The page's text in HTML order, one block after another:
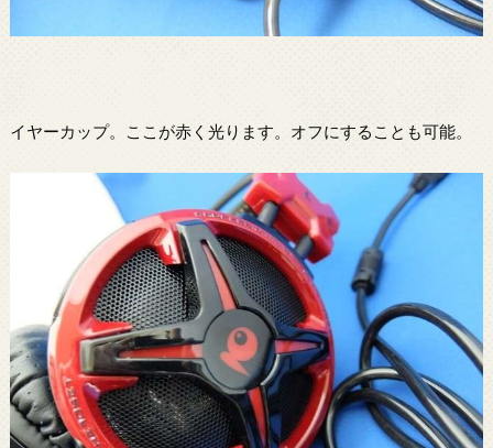
イヤーカップ。ここが赤く光ります。オフにすることも可能。